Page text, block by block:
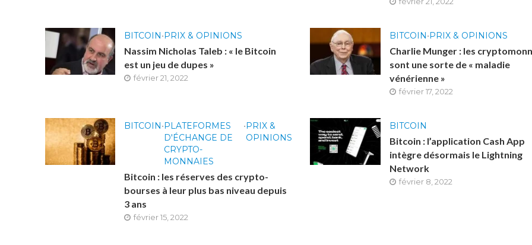
BITCOIN • PRIX & OPINIONS
Nassim Nicholas Taleb : « le Bitcoin
est un jeu de dupes »
février 21, 2022
BITCOIN • PRIX & OPINIONS
Charlie Munger : les
sont une sorte de « maladie
vénérienne »
février 17, 2022
BITCOIN • PLATEFORMES
D'ÉCHANGE DE
CRYPTO-
MONNAIES
• PRIX &
OPINIONS
Bitcoin : les réserves des crypto-
bourses à leur plus bas niveau depuis
3 ans
février 15, 2022
BITCOIN
Bitcoin : l’application Cash App
intègre désormais le Lightning
Network
février 8, 2022